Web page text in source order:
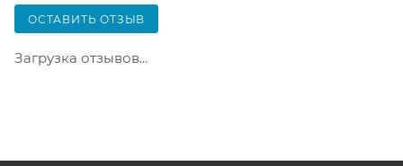
только после оплаты заказа. Один заказ может
содержать не больше 10 позиций и его стоимость
не должна превышать 100 000 р.
ОСТАВИТЬ ОТЗЫВ
Загрузка отзывов...